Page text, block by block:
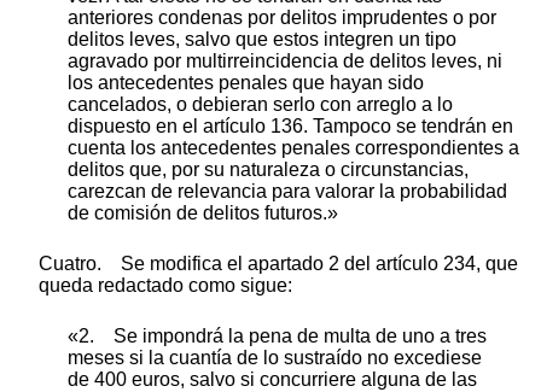
anteriores condenas por delitos imprudentes o por
delitos leves, salvo que estos integren un tipo
agravado por multirreincidencia de delitos leves, ni
los antecedentes penales que hayan sido
cancelados, o debieran serlo con arreglo a lo
dispuesto en el artículo 136. Tampoco se tendrán en
cuenta los antecedentes penales correspondientes a
delitos que, por su naturaleza o circunstancias,
carezcan de relevancia para valorar la probabilidad
de comisión de delitos futuros.»
Cuatro. Se modifica el apartado 2 del artículo 234, que
queda redactado como sigue:
«2. Se impondrá la pena de multa de uno a tres
meses si la cuantía de lo sustraído no excediese
de 400 euros, salvo si concurriere alguna de las